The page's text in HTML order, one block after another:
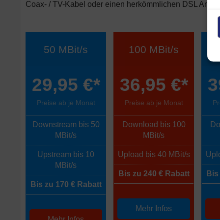
Coax- / TV-Kabel oder einen herkömmlichen DSL
50 MBit/s
29,95 €*
Preise ab je Monat
Downstream bis 50
MBit/s
Upstream bis 10
MBit/s
Bis zu 170 € Rabatt
100 MBit/s
36,95 €*
Preise ab je Monat
Download bis 100
MBit/s
Upload bis 40 MBit/s
Bis zu 240 € Rabatt
Mehr Infos